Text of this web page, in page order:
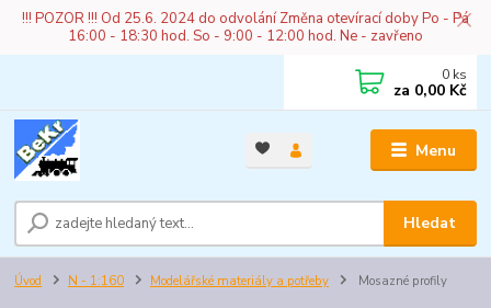
!!! POZOR !!! Od 25.6. 2024 do odvolání Změna otevírací doby Po - Pá
16:00 - 18:30 hod. So - 9:00 - 12:00 hod. Ne - zavřeno
Menu
Hledat
0 ks
za 0,00 Kč
Úvod N - 1:160 Modelářské materiály a potřeby Mosazné profily